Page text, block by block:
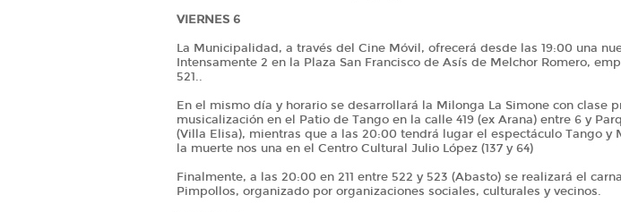
VIERNES 6
La Municipalidad, a través del Cine Móvil, ofrecerá desde las 19:00 una
Intensamente 2 en la Plaza San Francisco de Asís de Melchor Romero,
521..
En el mismo día y horario se desarrollará la Milonga La Simone con clase
musicalización en el Patio de Tango en la calle 419 (ex Arana) entre 6 y
(Villa Elisa), mientras que a las 20:00 tendrá lugar el espectáculo Tango y
la muerte nos una en el Centro Cultural Julio López (137 y 64)
Finalmente, a las 20:00 en 211 entre 522 y 523 (Abasto) se realizará el
Pimpollos, organizado por organizaciones sociales, culturales y vecinos.